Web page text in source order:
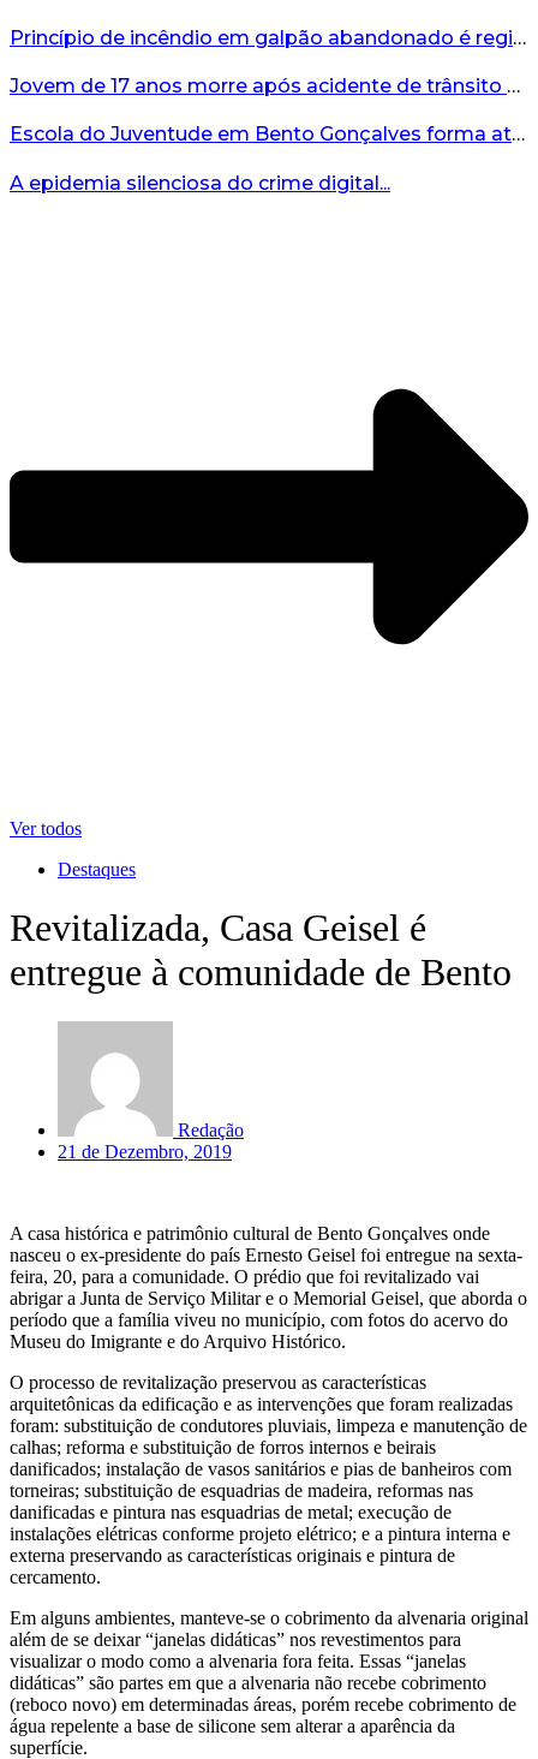
Princípio de incêndio em galpão abandonado é registrado em Bento...
Jovem de 17 anos morre após acidente de trânsito em Bento Gonçalves...
Escola do Juventude em Bento Gonçalves forma atletas da região...
A epidemia silenciosa do crime digital...
Ver todos
Destaques
Revitalizada, Casa Geisel é
entregue à comunidade de Bento
Redação
21 de Dezembro, 2019
A casa histórica e patrimônio cultural de Bento Gonçalves onde
nasceu o ex-presidente do país Ernesto Geisel foi entregue na sexta-
feira, 20, para a comunidade. O prédio que foi revitalizado vai
abrigar a Junta de Serviço Militar e o Memorial Geisel, que aborda o
período que a família viveu no município, com fotos do acervo do
Museu do Imigrante e do Arquivo Histórico.
O processo de revitalização preservou as características
arquitetônicas da edificação e as intervenções que foram realizadas
foram: substituição de condutores pluviais, limpeza e manutenção de
calhas; reforma e substituição de forros internos e beirais
danificados; instalação de vasos sanitários e pias de banheiros com
torneiras; substituição de esquadrias de madeira, reformas nas
danificadas e pintura nas esquadrias de metal; execução de
instalações elétricas conforme projeto elétrico; e a pintura interna e
externa preservando as características originais e pintura de
cercamento.
Em alguns ambientes, manteve-se o cobrimento da alvenaria original
além de se deixar “janelas didáticas” nos revestimentos para
visualizar o modo como a alvenaria fora feita. Essas “janelas
didáticas” são partes em que a alvenaria não recebe cobrimento
(reboco novo) em determinadas áreas, porém recebe cobrimento de
água repelente a base de silicone sem alterar a aparência da
superfície.